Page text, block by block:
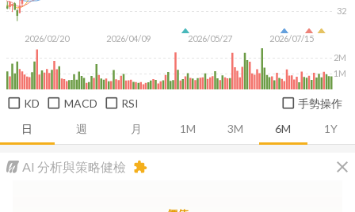
日 週 月 1M 3M 6M 1Y
2026/02/20 2026/04/09 2026/05/27 2026/07/15
32
1M
2M
KD MACD RSI 手勢操作
AI 分析與策略健檢 close
extension